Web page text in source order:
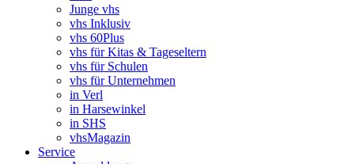
Junge vhs
vhs Inklusiv
vhs 60Plus
vhs für Kitas & Tageseltern
vhs für Schulen
vhs für Unternehmen
in Verl
in Harsewinkel
in SHS
vhsMagazin
Service